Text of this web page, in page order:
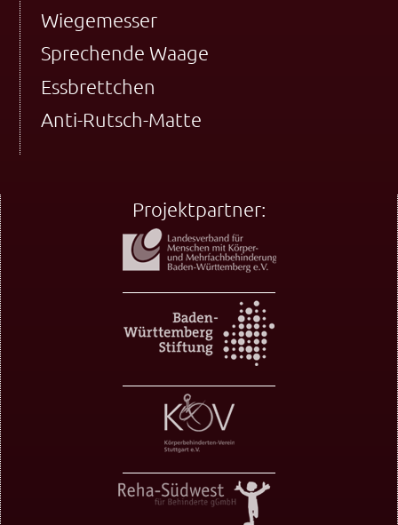
Wiegemesser
Sprechende Waage
Essbrettchen
Anti-Rutsch-Matte
Projektpartner: